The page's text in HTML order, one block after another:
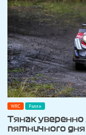
Великобритания
WRC Ралли
Тянак
пятничного